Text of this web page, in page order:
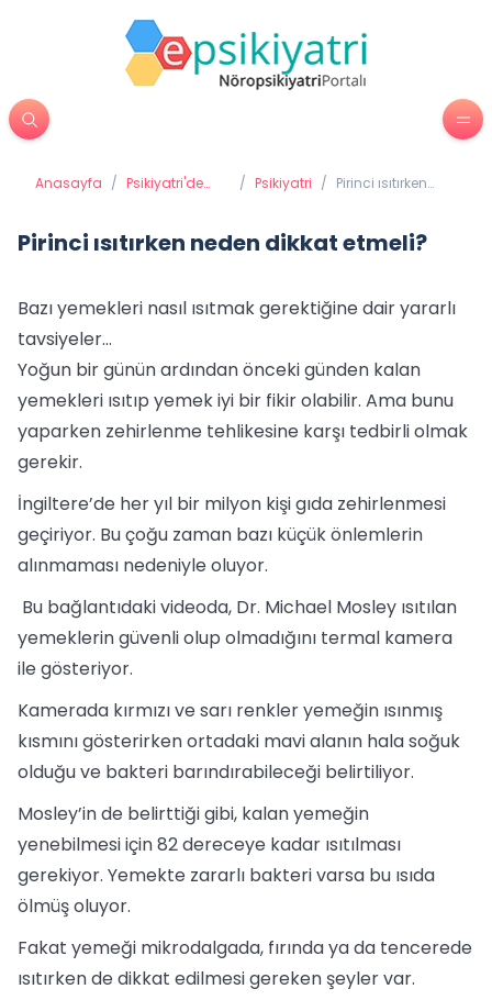
Anasayfa / Psikiyatri'de
/ Psikiyatri / Pirinci ısıtırken
Pirinci ısıtırken neden dikkat etmeli?
Bazı yemekleri nasıl ısıtmak gerektiğine dair yararlı
tavsiyeler…
Yoğun bir günün ardından önceki günden kalan
yemekleri ısıtıp yemek iyi bir fikir olabilir. Ama bunu
yaparken zehirlenme tehlikesine karşı tedbirli olmak
gerekir.
İngiltere’de her yıl bir milyon kişi gıda zehirlenmesi
geçiriyor. Bu çoğu zaman bazı küçük önlemlerin
alınmaması nedeniyle oluyor.
Bu bağlantıdaki videoda, Dr. Michael Mosley ısıtılan
yemeklerin güvenli olup olmadığını termal kamera
ile gösteriyor.
Kamerada kırmızı ve sarı renkler yemeğin ısınmış
kısmını gösterirken ortadaki mavi alanın hala soğuk
olduğu ve bakteri barındırabileceği belirtiliyor.
Mosley’in de belirttiği gibi, kalan yemeğin
yenebilmesi için 82 dereceye kadar ısıtılması
gerekiyor. Yemekte zararlı bakteri varsa bu ısıda
ölmüş oluyor.
Fakat yemeği mikrodalgada, fırında ya da tencerede
ısıtırken de dikkat edilmesi gereken şeyler var.